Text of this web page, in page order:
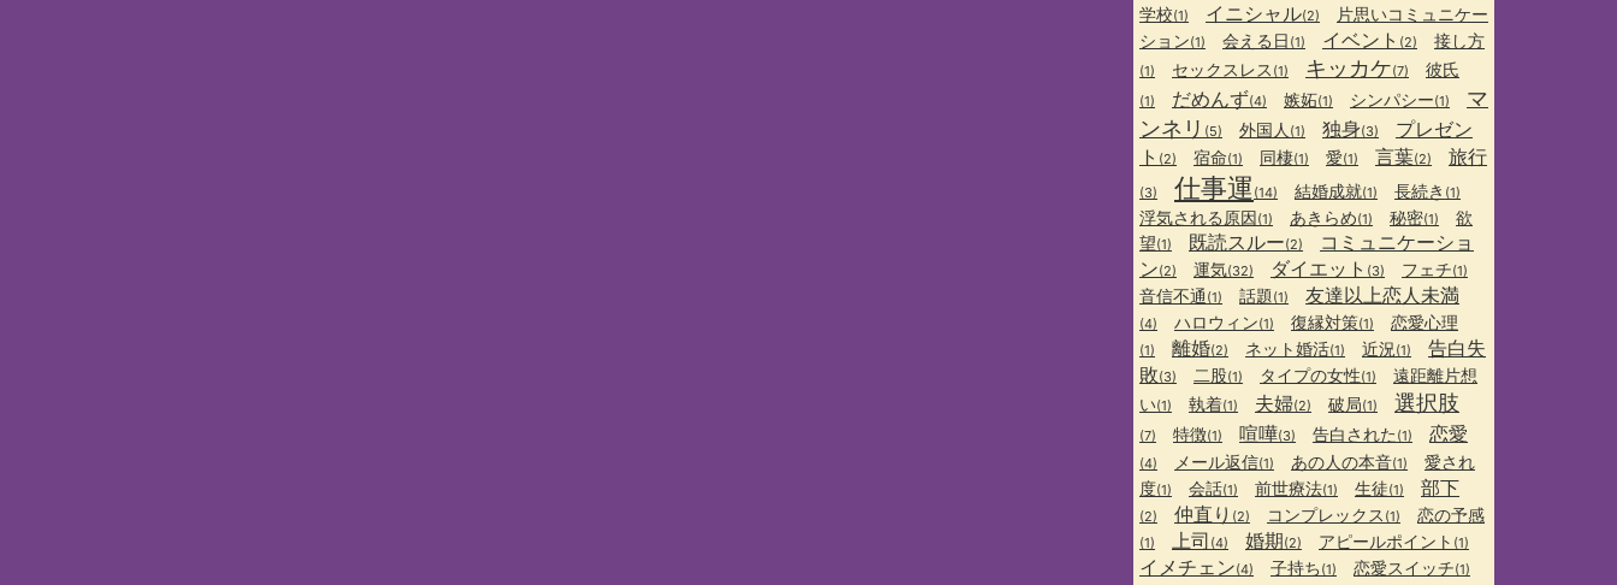
学校(1) イニシャル(2)
片思いコミュニケー
ション(1) 会える日 (1) イベント (2) 接し方
(1) セックスレス (1) キッカケ(7) 彼氏
(1) だめんず(4) 嫉妬(1) シンパシー(1)
マ
ンネリ (5) 外国人 (1) 独身(3)
プレゼン
ト (2) 宿命(1) 同棲(1) 愛(1) 言葉(2) 旅行
(3) 仕事運 (14) 結婚成就(1) 長続き (1)
浮気される原因(1) あきらめ(1) 秘密(1)
欲
望(1) 既読スルー(2)
コミュニケーショ
ン(2) 運気(32) ダイエット (3) フェチ(1)
音信不通 (1) 話題(1) 友達以上恋人未満
(4) ハロウィン(1) 復縁対策(1) 恋愛心理
(1) 離婚(2) ネット婚活(1) 近況 (1)
告白失
敗(3) 二股(1) タイプの女性(1)
遠距離片想
い(1) 執着(1) 夫婦(2) 破局(1) 選択肢
(7) 特徴(1) 喧嘩(3) 告白された (1) 恋愛
(4) メール返信(1) あの人の本音(1)
愛され
度(1) 会話(1) 前世療法(1) 生徒(1) 部下
(2) 仲直り (2) コンプレックス (1) 恋の予感
(1) 上司 (4) 婚期(2) アピールポイント (1)
イメチェン(4) 子持ち(1) 恋愛スイッチ(1)